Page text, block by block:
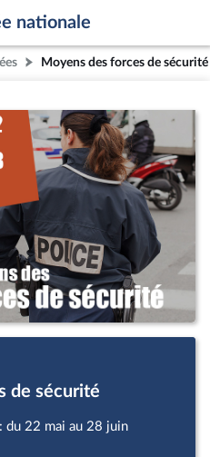
nationale
Moyens des forces de sécurité
de sécurité
du 22 mai au 28 juin